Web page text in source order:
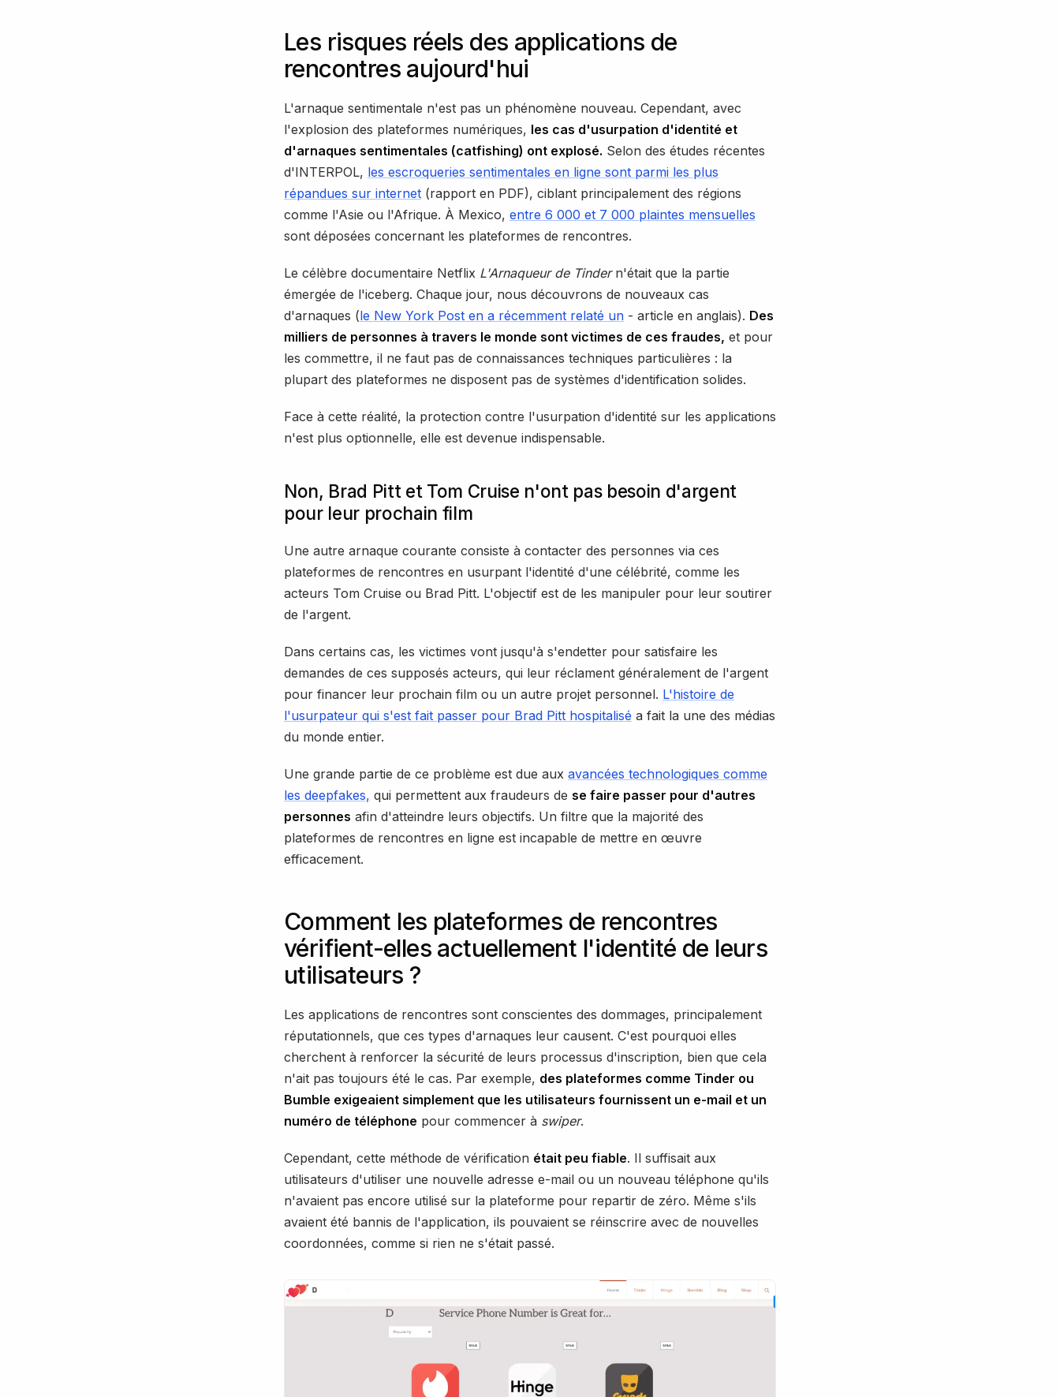
Les risques réels des applications de
rencontres aujourd'hui
L'arnaque sentimentale n'est pas un phénomène nouveau. Cependant, avec
l'explosion des plateformes numériques, les cas d'usurpation d'identité et
d'arnaques sentimentales (catfishing) ont explosé. Selon des études récentes
d'INTERPOL, les escroqueries sentimentales en ligne sont parmi les plus
répandues sur internet (rapport en PDF), ciblant principalement des régions
comme l'Asie ou l'Afrique. À Mexico, entre 6 000 et 7 000 plaintes mensuelles
sont déposées concernant les plateformes de rencontres.
Le célèbre documentaire Netflix L'Arnaqueur de Tindern'était que la partie
émergée de l'iceberg. Chaque jour, nous découvrons de nouveaux cas
d'arnaques (le New York Post en a récemment relaté un - article en anglais). Des
milliers de personnes à travers le monde sont victimes de ces fraudes, et pour
les commettre, il ne faut pas de connaissances techniques particulières : la
plupart des plateformes ne disposent pas de systèmes d'identification solides.
Face à cette réalité, la protection contre l'usurpation d'identité sur les applications
n'est plus optionnelle, elle est devenue indispensable.
Non, Brad Pitt et Tom Cruise n'ont pas besoin d'argent
pour leur prochain film
Une autre arnaque courante consiste à contacter des personnes via ces
plateformes de rencontres en usurpant l'identité d'une célébrité, comme les
acteurs Tom Cruise ou Brad Pitt. L'objectif est de les manipuler pour leur soutirer
de l'argent.
Dans certains cas, les victimes vont jusqu'à s'endetter pour satisfaire les
demandes de ces supposés acteurs, qui leur réclament généralement de l'argent
pour financer leur prochain film ou un autre projet personnel. L'histoire de
l'usurpateur qui s'est fait passer pour Brad Pitt hospitalisé a fait la une des médias
du monde entier.
Une grande partie de ce problème est due aux avancées technologiques comme
les deepfakes, qui permettent aux fraudeurs de se faire passer pour d'autres
personnes afin d'atteindre leurs objectifs. Un filtre que la majorité des
plateformes de rencontres en ligne est incapable de mettre en œuvre
efficacement.
Comment les plateformes de rencontres
vérifient-elles actuellement l'identité de leurs
utilisateurs ?
Les applications de rencontres sont conscientes des dommages, principalement
réputationnels, que ces types d'arnaques leur causent. C'est pourquoi elles
cherchent à renforcer la sécurité de leurs processus d'inscription, bien que cela
n'ait pas toujours été le cas. Par exemple, des plateformes comme Tinder ou
Bumble exigeaient simplement que les utilisateurs fournissent un e-mail et un
numéro de téléphone pour commencer à swiper.
Cependant, cette méthode de vérification était peu fiable. Il suffisait aux
utilisateurs d'utiliser une nouvelle adresse e-mail ou un nouveau téléphone qu'ils
n'avaient pas encore utilisé sur la plateforme pour repartir de zéro. Même s'ils
avaient été bannis de l'application, ils pouvaient se réinscrire avec de nouvelles
coordonnées, comme si rien ne s'était passé.